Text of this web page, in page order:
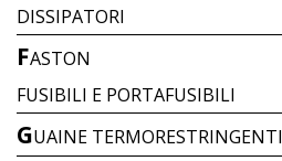
DISSIPATORI
FASTON
FUSIBILI E PORTAFUSIBILI
GUAINE TERMORESTRINGENTI